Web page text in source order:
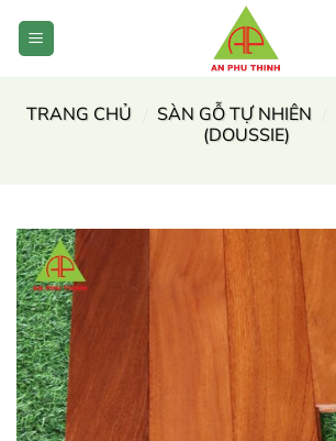
TRANG CHỦ
SÀN GỖ TỰ NHIÊN
(DOUSSIE)